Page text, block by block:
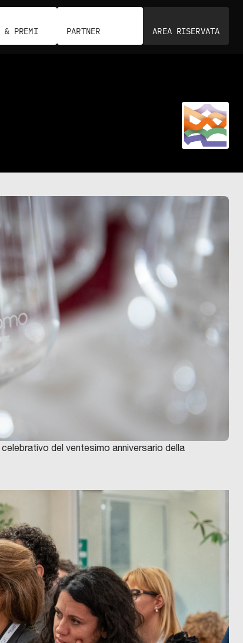
& PREMI PARTNER AREA RISERVATA
del ventesimo anniversario della